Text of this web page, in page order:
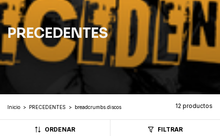
PRECEDENTES
Inicio > PRECEDENTES > breadcrumbs.discos 12 productos
ORDENAR FILTRAR